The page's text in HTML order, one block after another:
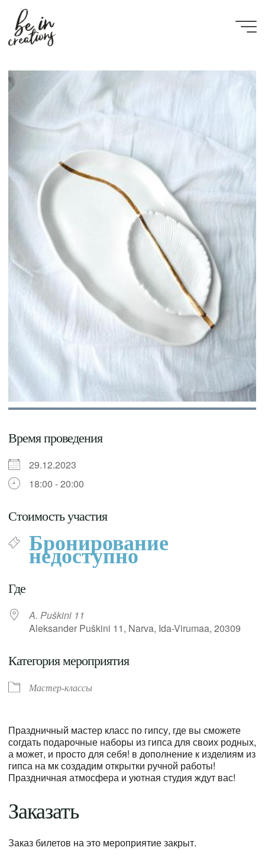
Время проведения
29.12.2023
18:00 - 20:00
Стоимость участия
Бронирование
недоступно
Где
A. Puškini 11
Aleksander Puškini 11, Narva, Ida-Virumaa, 20309
Категория мероприятия
Мастер-классы
Праздничный мастер класс по гипсу, где вы сможете
согдать подарочные наборы из гипса для своих родных,
а может, и просто для себя! в дополнение к изделиям из
гипса на мк создадим открытки ручной работы!
Праздничная атмосфера и уютная студия ждут вас!
Заказать
Заказ билетов на это мероприятие закрыт.